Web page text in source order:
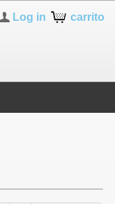
carrito
Log in